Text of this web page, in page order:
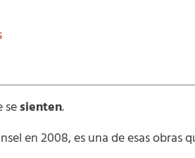
sesienten.
en 2008, es una de esas obras